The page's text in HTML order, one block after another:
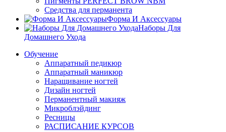
Средства для перманента
Форма И Аксессуары
Наборы Для
Домашнего Ухода
Обучение
Аппаратный педикюр
Аппаратный маникюр
Наращивание ногтей
Дизайн ногтей
Перманентный макияж
Микроблэйдинг
Ресницы
РАСПИСАНИЕ КУРСОВ